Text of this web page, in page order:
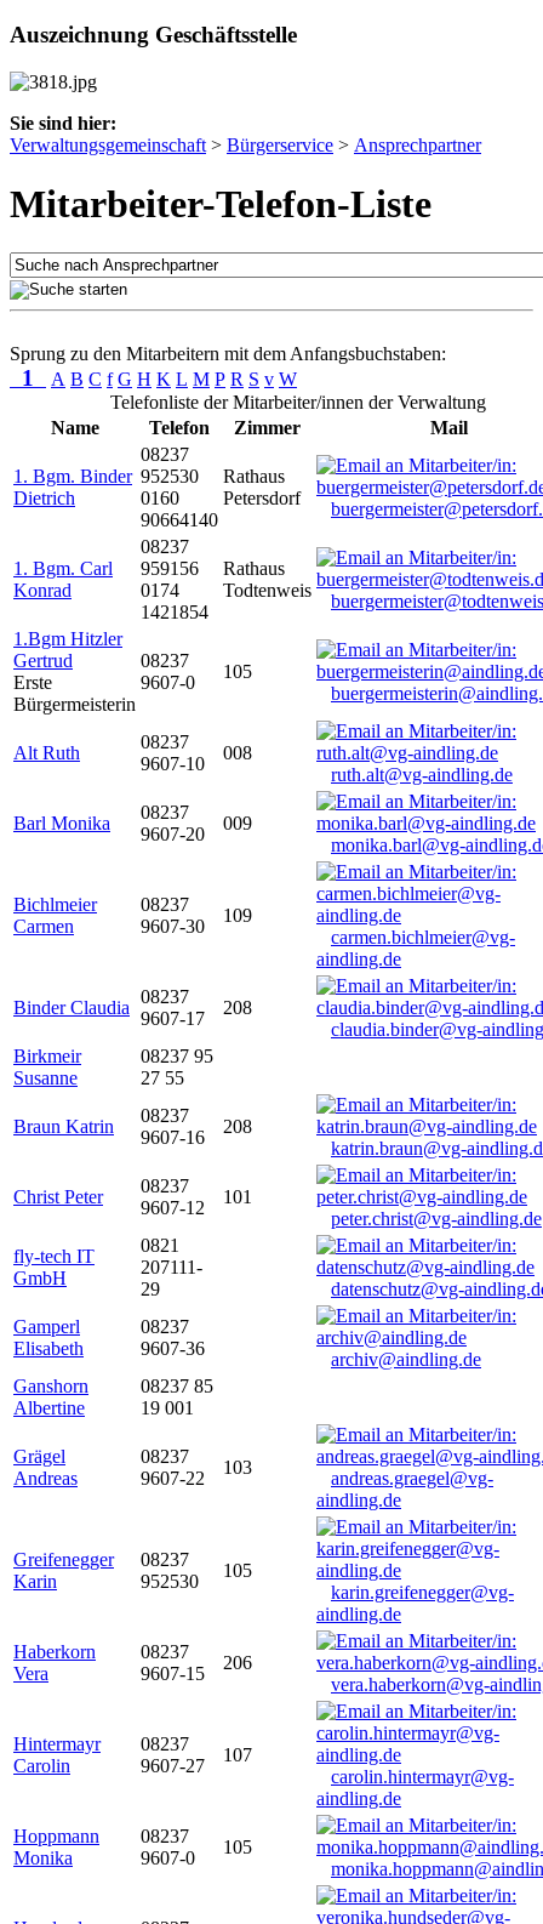
Auszeichnung Geschäftsstelle
Sie sind hier:
Verwaltungsgemeinschaft > Bürgerservice > Ansprechpartner
Mitarbeiter-Telefon-Liste
Sprung zu den Mitarbeitern mit dem Anfangsbuchstaben:
1 A B C f G H K L M P R S v W
Telefonliste der Mitarbeiter/innen der Verwaltung
Name
Telefon Zimmer Mail
1. Bgm. Binder
Dietrich
08237
952530
0160
90664140
Rathaus
Petersdorf
1. Bgm. Carl
Konrad
08237
959156
0174
1421854
Rathaus
Todtenweis
1.Bgm Hitzler
Gertrud
Erste
Bürgermeisterin
08237
9607-0
105
Alt Ruth
08237
9607-10
008
ruth.alt@vg-aindling.de
Barl Monika
08237
9607-20
009
monika.barl@vg-
Bichlmeier
Carmen
08237
9607-30
109
carmen.bichlmeier@vg-
aindling.de
Binder Claudia
08237
9607-17
208
claudia.binder@vg-
Birkmeir
Susanne
08237 95
27 55
Braun Katrin
08237
9607-16
208
katrin.braun@vg-
Christ Peter
08237
9607-12
101
peter.christ@vg-aindling.de
fly-tech IT
GmbH
0821
207111-
29
datenschutz@vg-
Gamperl
Elisabeth
08237
9607-36
archiv@aindling.de
Ganshorn
Albertine
08237 85
19 001
Grägel
Andreas
08237
9607-22
103
andreas.graegel@vg-
aindling.de
Greifenegger
Karin
08237
952530
105
karin.greifenegger@vg-
aindling.de
Haberkorn
Vera
08237
9607-15
206
vera.haberkorn@vg-
Hintermayr
Carolin
08237
9607-27
107
carolin.hintermayr@vg-
aindling.de
Hoppmann
Monika
08237
9607-0
105